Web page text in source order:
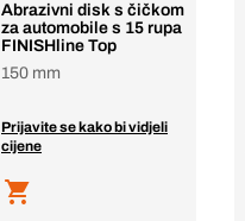
Abrazivni disk s čičkom
za automobile s 15 rupa
FINISHline Top
150 mm
Prijavite se kako bi vidjeli
cijene